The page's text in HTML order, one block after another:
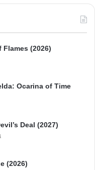
Flames (2026)
Ocarina of Time
Deal (2027)
(2026)